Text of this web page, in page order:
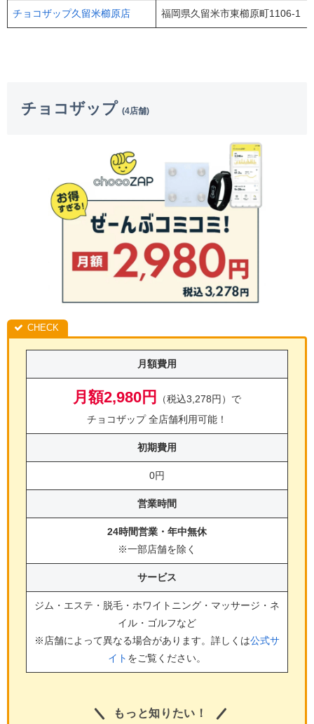
チョコザップ久留米櫛原店 福岡県久留米市東櫛原町1106-1
チョコザップ (4店舗)
月額費用
月額2,980円
（税込3,278円）で
チョコザップ 全店舗利用可能！
初期費用
0円
営業時間
24時間営業・年中無休
※一部店舗を除く
サービス
ジム・エステ・脱毛・ホワイトニング・マッサージ・ネ
イル・ゴルフなど
※店舗によって異なる場合があります。詳しくは公式サ
イト をご覧ください。
もっと知りたい！